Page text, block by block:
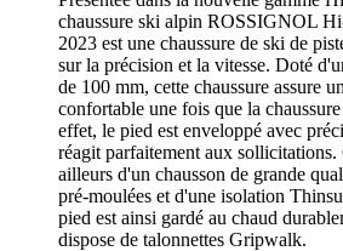
chaussure ski alpin ROSSIGNOL
2023 est une chaussure de ski de
sur la précision et la vitesse. Doté
de 100 mm, cette chaussure assure
confortable une fois que la
effet, le pied est enveloppé avec
réagit parfaitement aux
ailleurs d'un chausson de grande
pré-moulées et d'une isolation
pied est ainsi gardé au chaud
dispose de talonnettes Gripwalk.